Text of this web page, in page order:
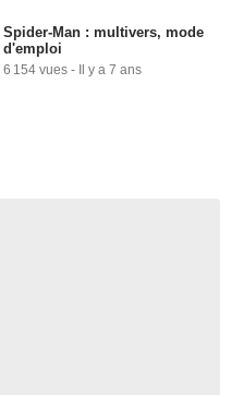
Spider-Man : multivers, mode
d'emploi
6 154 vues - Il y a 7 ans